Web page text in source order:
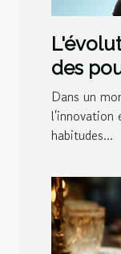
des
la
Dans un
l'innovation
habitudes...